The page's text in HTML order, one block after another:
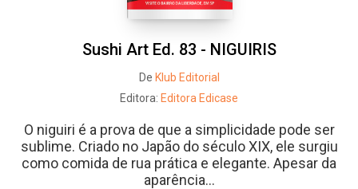
Sushi Art Ed. 83 - NIGUIRIS
De Klub Editorial
Editora: Editora Edicase
O niguiri é a prova de que a simplicidade pode ser
sublime. Criado no Japão do século XIX, ele surgiu
como comida de rua prática e elegante. Apesar da
aparência...